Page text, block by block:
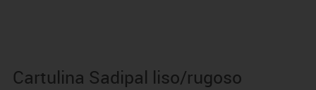
Cartulina Sadipal liso/rugoso